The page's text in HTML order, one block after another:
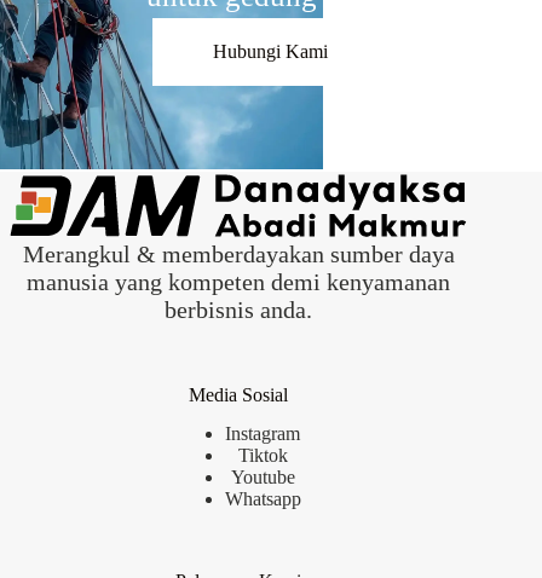
Hubungi Kami
Merangkul & memberdayakan sumber daya
manusia yang kompeten demi kenyamanan
berbisnis anda.
Media Sosial
Instagram
Tiktok
Youtube
Whatsapp